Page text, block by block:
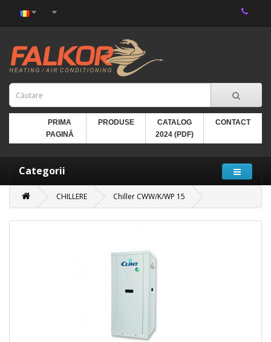
PRIMA
PAGINĂ
PRODUSE
CATALOG
2024 (PDF)
CONTACT
Categorii
CHILLERE Chiller CWW/K/WP 15